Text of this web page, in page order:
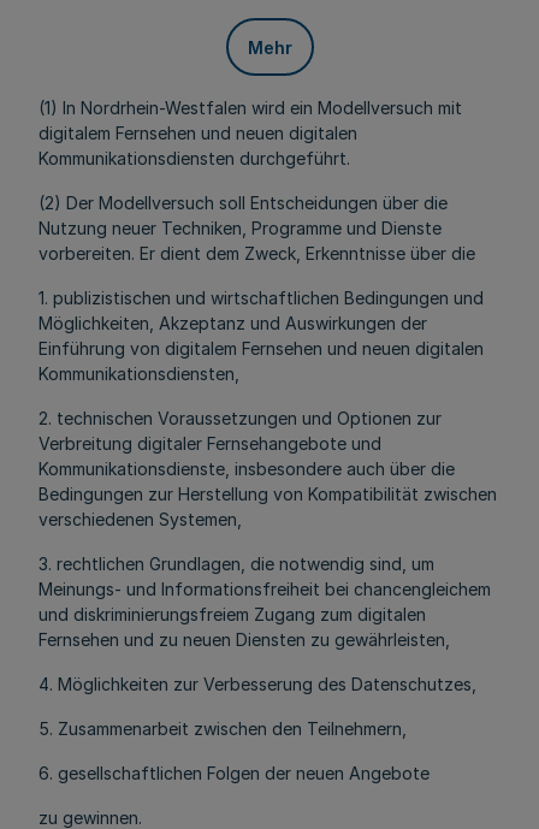
Mehr
(1) In Nordrhein-Westfalen wird ein Modellversuch mit
digitalem Fernsehen und neuen digitalen
Kommunikationsdiensten durchgeführt.
(2) Der Modellversuch soll Entscheidungen über die
Nutzung neuer Techniken, Programme und Dienste
vorbereiten. Er dient dem Zweck, Erkenntnisse über die
1. publizistischen und wirtschaftlichen Bedingungen und
Möglichkeiten, Akzeptanz und Auswirkungen der
Einführung von digitalem Fernsehen und neuen digitalen
Kommunikationsdiensten,
2. technischen Voraussetzungen und Optionen zur
Verbreitung digitaler Fernsehangebote und
Kommunikationsdienste, insbesondere auch über die
Bedingungen zur Herstellung von Kompatibilität zwischen
verschiedenen Systemen,
3. rechtlichen Grundlagen, die notwendig sind, um
Meinungs- und Informationsfreiheit bei chancengleichem
und diskriminierungsfreiem Zugang zum digitalen
Fernsehen und zu neuen Diensten zu gewährleisten,
4. Möglichkeiten zur Verbesserung des Datenschutzes,
5. Zusammenarbeit zwischen den Teilnehmern,
6. gesellschaftlichen Folgen der neuen Angebote
zu gewinnen.